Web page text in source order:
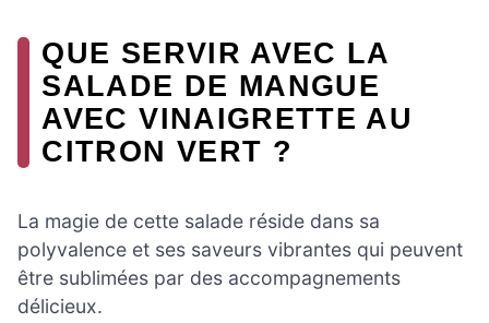
QUE SERVIR AVEC LA
SALADE DE MANGUE
AVEC VINAIGRETTE AU
CITRON VERT ?
La magie de cette salade réside dans sa
polyvalence et ses saveurs vibrantes qui peuvent
être sublimées par des accompagnements
délicieux.